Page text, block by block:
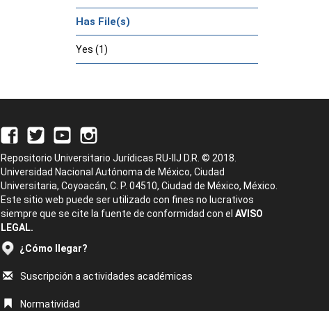
Has File(s)
Yes (1)
Repositorio Universitario Jurídicas RU-IIJ D.R. © 2018.
Universidad Nacional Autónoma de México, Ciudad
Universitaria, Coyoacán, C. P. 04510, Ciudad de México, México.
Este sitio web puede ser utilizado con fines no lucrativos
siempre que se cite la fuente de conformidad con el AVISO
LEGAL.
¿Cómo llegar?
Suscripción a actividades académicas
Normatividad